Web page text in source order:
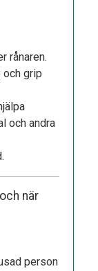
rånaren.
och grip
och andra
när
person